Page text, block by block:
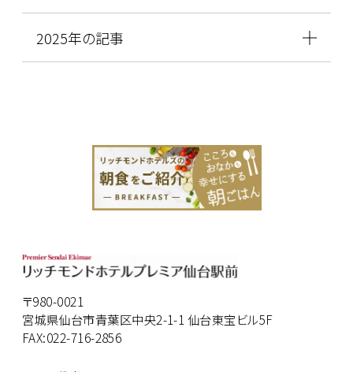
2025年の記事
〒980-0021
宮城県仙台市青葉区中央2-1-1 仙台東宝ビル5F
FAX:022-716-2856